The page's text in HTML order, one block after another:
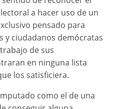
a hacer uso de un
pensado para
y ciudadanos demócratas
de sus
en ninguna lista
los satisficiera.
como el de una